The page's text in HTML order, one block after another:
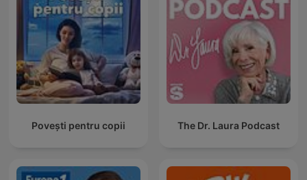
Povești pentru copii The Dr. Laura Podcast